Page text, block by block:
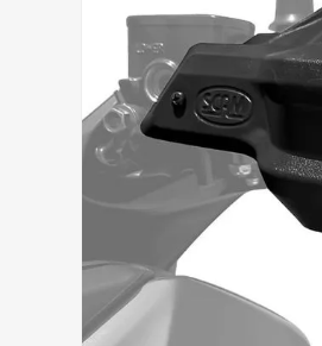
CALÇA
10º BOTAS